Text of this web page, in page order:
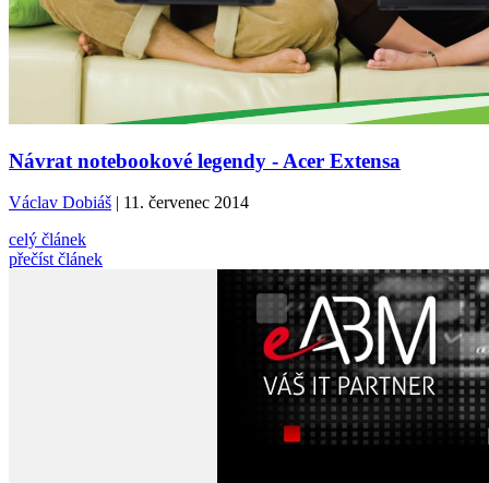
Návrat notebookové legendy - Acer Extensa
Václav Dobiáš | 11. červenec 2014
celý článek
přečíst článek